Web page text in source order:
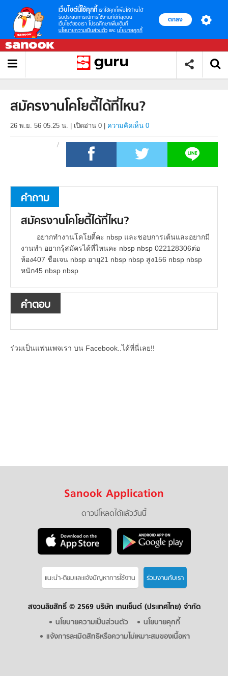
เว็บไซต์นี้ใช้คุกกี้ เราใช้คุกกี้เพื่อให้ท่านได้
รับประสบการณ์การใช้งานที่ดีที่สุดบน
เว็บไซต์ของเรา โปรดศึกษาเพิ่มเติมที่
นโยบายความเป็นส่วนตัว และ นโยบายคุกกี้
ตกลง
สมัครงานโคโยตี้ได้ที่ไหน?
26 พ.ย. 56 05.25 น. เปิดอ่าน 0 ความคิดเห็น 0
คำถาม
สมัครงานโคโยตี้ได้ที่ไหน?
อยากทำงานโคโยตี้คะ nbsp และชอบการเต้นและอยากมี
งานทำ อยากรุ้สมัครได้ที่ไหนคะ nbsp nbsp 022128306ต่อ
ห้อง407 ชื่อเจน nbsp อายุ21 nbsp nbsp สูง156 nbsp nbsp
หนัก45 nbsp nbsp
คำตอบ
ร่วมเป็นแฟนเพจเรา บน Facebook..ได้ที่นี่เลย!!
Sanook Application
ดาวน์โหลดได้แล้ววันนี้
แนะนำ-ติชมเเละแจ้งปัญหาการใช้งาน ร่วมงานกับเรา
สงวนลิขสิทธิ์ © 2569 บริษัท เทนเซ็นต์ (ประเทศไทย) จำกัด
นโยบายความเป็นส่วนตัว
นโยบายคุกกี้
แจ้งการละเมิดสิทธิหรือความไม่เหมาะสมของเนื้อหา